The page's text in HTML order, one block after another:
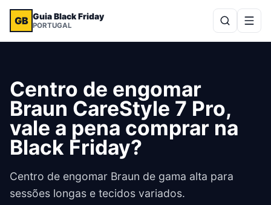
GB Guia Black Friday
PORTUGAL
Centro de engomar
Braun CareStyle 7 Pro,
vale a pena comprar na
Black Friday?
Centro de engomar Braun de gama alta para
sessões longas e tecidos variados.